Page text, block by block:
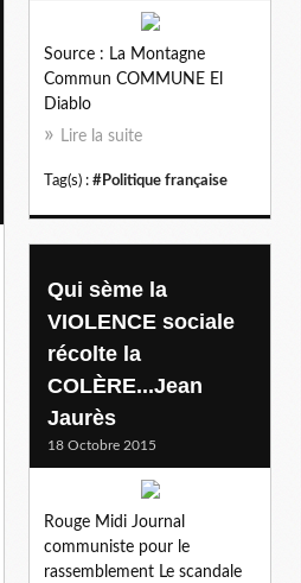
Source : La Montagne
Commun COMMUNE El
Diablo
Lire la suite
Tag(s) : #Politique française
Qui sème la
VIOLENCE sociale
récolte la
COLÈRE...Jean
Jaurès
18 Octobre 2015
Rouge Midi Journal
communiste pour le
rassemblement Le scandale